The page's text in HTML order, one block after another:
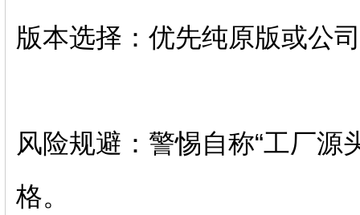
版本选择‌：优先纯原版或公
风险规避‌：警惕自称“工厂源
格。‌‌